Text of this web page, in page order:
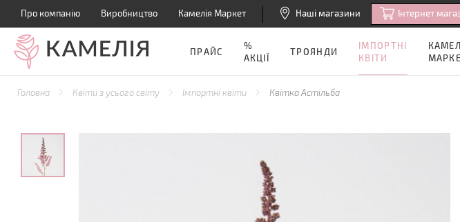
Про компанію Виробництво Камелія Маркет Наші магазини Iнтернет
ПРАЙС
%
АКЦІЇ
ТРОЯНДИ
ІМПОРТНІ
КВІТИ
Головна Квіти з усього світу Імпортні квіти Квітка Астільба